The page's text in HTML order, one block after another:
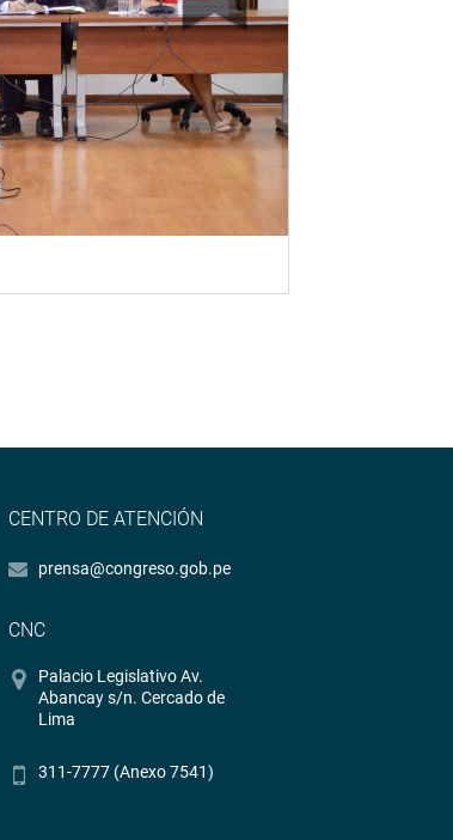
CENTRO DE ATENCIÓN
prensa@congreso.gob.pe
CNC
Palacio Legislativo Av.
Abancay s/n. Cercado de
Lima
311-7777 (Anexo 7541)